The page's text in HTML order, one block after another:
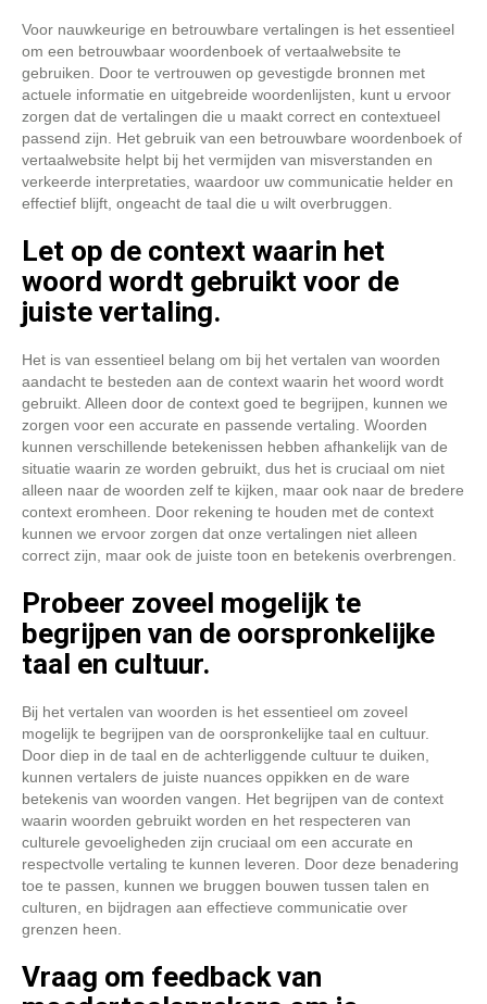
Voor nauwkeurige en betrouwbare vertalingen is het essentieel
om een ​​betrouwbaar woordenboek of vertaalwebsite te
gebruiken. Door te vertrouwen op gevestigde bronnen met
actuele informatie en uitgebreide woordenlijsten, kunt u ervoor
zorgen dat de vertalingen die u maakt correct en contextueel
passend zijn. Het gebruik van een betrouwbare woordenboek of
vertaalwebsite helpt bij het vermijden van misverstanden en
verkeerde interpretaties, waardoor uw communicatie helder en
effectief blijft, ongeacht de taal die u wilt overbruggen.
Let op de context waarin het
woord wordt gebruikt voor de
juiste vertaling.
Het is van essentieel belang om bij het vertalen van woorden
aandacht te besteden aan de context waarin het woord wordt
gebruikt. Alleen door de context goed te begrijpen, kunnen we
zorgen voor een accurate en passende vertaling. Woorden
kunnen verschillende betekenissen hebben afhankelijk van de
situatie waarin ze worden gebruikt, dus het is cruciaal om niet
alleen naar de woorden zelf te kijken, maar ook naar de bredere
context eromheen. Door rekening te houden met de context
kunnen we ervoor zorgen dat onze vertalingen niet alleen
correct zijn, maar ook de juiste toon en betekenis overbrengen.
Probeer zoveel mogelijk te
begrijpen van de oorspronkelijke
taal en cultuur.
Bij het vertalen van woorden is het essentieel om zoveel
mogelijk te begrijpen van de oorspronkelijke taal en cultuur.
Door diep in de taal en de achterliggende cultuur te duiken,
kunnen vertalers de juiste nuances oppikken en de ware
betekenis van woorden vangen. Het begrijpen van de context
waarin woorden gebruikt worden en het respecteren van
culturele gevoeligheden zijn cruciaal om een accurate en
respectvolle vertaling te kunnen leveren. Door deze benadering
toe te passen, kunnen we bruggen bouwen tussen talen en
culturen, en bijdragen aan effectieve communicatie over
grenzen heen.
Vraag om feedback van